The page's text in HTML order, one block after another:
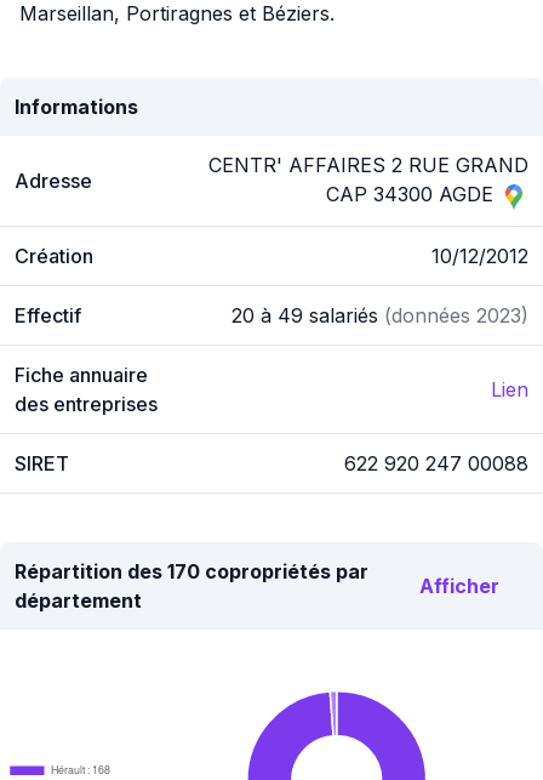
Marseillan, Portiragnes et Béziers.
Informations
Adresse
CENTR' AFFAIRES 2 RUE GRAND
CAP 34300 AGDE
Création 10/12/2012
Effectif 20 à 49 salariés (données 2023)
Fiche annuaire
des entreprises
Lien
SIRET 622 920 247 00088
Répartition des 170 copropriétés par
département
Afficher
Hérault : 168